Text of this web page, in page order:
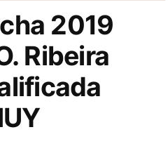
2019
Ribeira